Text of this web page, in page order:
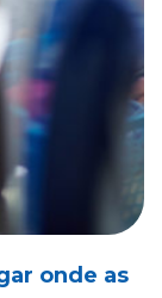
onde as